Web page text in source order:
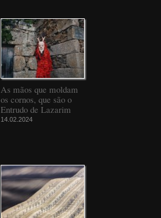
As mãos que moldam
os cornos, que são o
Entrudo de Lazarim
14.02.2024